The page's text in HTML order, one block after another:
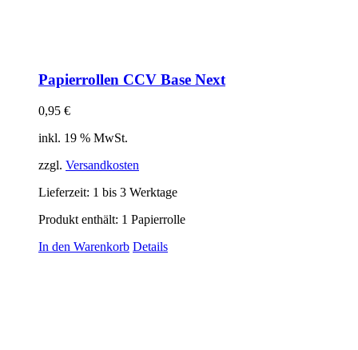
Papierrollen CCV Base Next
0,95 €
inkl. 19 % MwSt.
zzgl. Versandkosten
Lieferzeit: 1 bis 3 Werktage
Produkt enthält: 1 Papierrolle
In den Warenkorb Details